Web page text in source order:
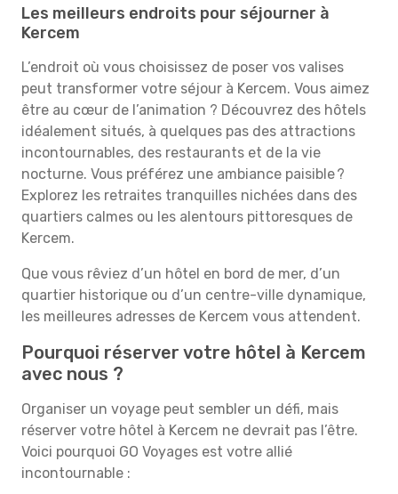
Les meilleurs endroits pour séjourner à
Kercem
L’endroit où vous choisissez de poser vos valises
peut transformer votre séjour à Kercem. Vous aimez
être au cœur de l’animation ? Découvrez des hôtels
idéalement situés, à quelques pas des attractions
incontournables, des restaurants et de la vie
nocturne. Vous préférez une ambiance paisible ?
Explorez les retraites tranquilles nichées dans des
quartiers calmes ou les alentours pittoresques de
Kercem.
Que vous rêviez d’un hôtel en bord de mer, d’un
quartier historique ou d’un centre-ville dynamique,
les meilleures adresses de Kercem vous attendent.
Pourquoi réserver votre hôtel à Kercem
avec nous ?
Organiser un voyage peut sembler un défi, mais
réserver votre hôtel à Kercem ne devrait pas l’être.
Voici pourquoi GO Voyages est votre allié
incontournable :